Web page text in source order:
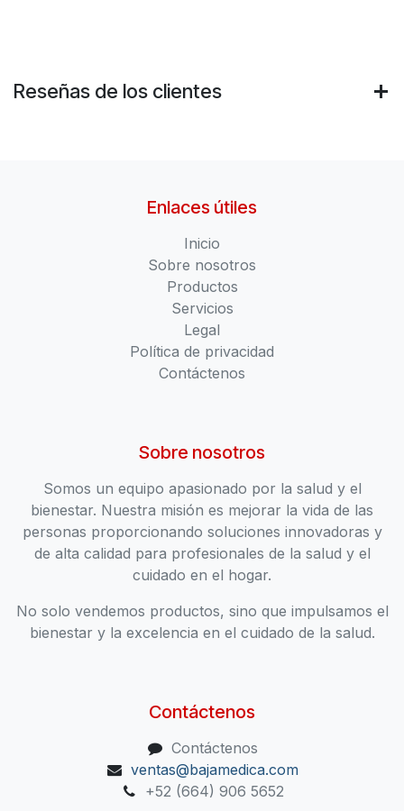
Reseñas de los clientes
Enlaces útiles
Inicio
Sobre nosotros
Productos
Servicios
Legal
Política de privacidad
Contáctenos
Sobre nosotros
Somos un equipo apasionado por la salud y el
bienestar. Nuestra misión es mejorar la vida de las
personas proporcionando soluciones innovadoras y
de alta calidad para profesionales de la salud y el
cuidado en el hogar.
No solo vendemos productos, sino que impulsamos el
bienestar y la excelencia en el cuidado de la salud.
Contáctenos
Contáctenos
ventas@bajamedica.com
+52 (664) 906 5652